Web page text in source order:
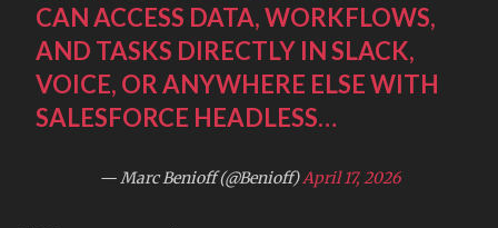
CAN ACCESS DATA, WORKFLOWS,
AND TASKS DIRECTLY IN SLACK,
VOICE, OR ANYWHERE ELSE WITH
SALESFORCE HEADLESS…
— Marc Benioff (@Benioff)April 17, 2026